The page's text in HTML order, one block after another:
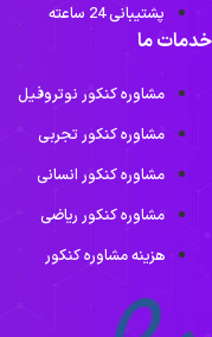
پشتیبانی 24 ساعته
خدمات ما
مشاوره کنکور نوتروفیل
مشاوره کنکور تجربی
مشاوره کنکور انسانی
مشاوره کنکور ریاضی
هزینه مشاوره کنکور